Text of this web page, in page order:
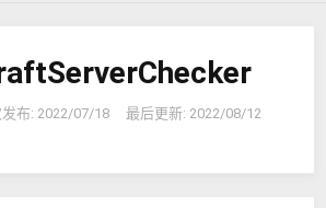
布: 2022/07/18 最后更新: 2022/08/12